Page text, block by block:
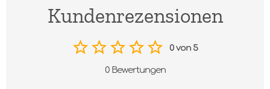
Kundenrezensionen
0 von 5
0 Bewertungen